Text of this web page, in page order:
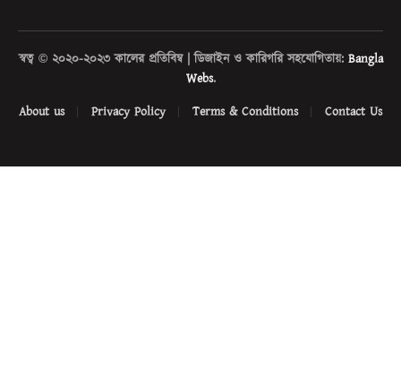
স্বত্ব © ২০২০-২০২৩ কালের প্রতিবিম্ব | ডিজাইন ও কারিগরি সহযোগিতায়: Bangla
Webs.
About us
Privacy Policy Terms & Conditions Contact Us